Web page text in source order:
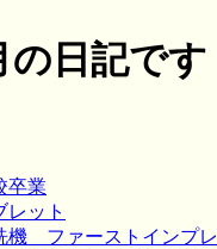
の日記です
卒業
レット
機 ファーストインプ